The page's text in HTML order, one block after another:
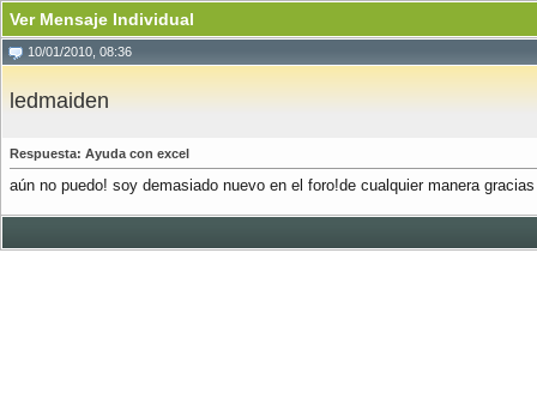
Ver Mensaje Individual
10/01/2010, 08:36
ledmaiden
Respuesta: Ayuda con excel
aún no puedo! soy demasiado nuevo en el foro!de cualquier manera